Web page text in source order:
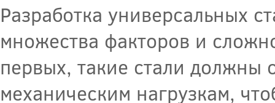
Разработка универсальных
множества факторов и
первых, такие стали должны
механическим нагрузкам,